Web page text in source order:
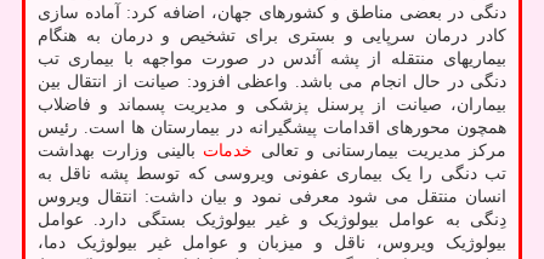
دنگی در بعضی مناطق و کشورهای جهان، اضافه کرد: آماده سازی
کادر درمان سرپایی و بستری برای تشخیص و درمان به هنگام
بیماریهای منتقله از پشه آئدس در صورت مواجهه با بیماری تب
دنگی در حال انجام می باشد. واعظی افزود: صیانت از انتقال بین
بیماران، صیانت از پرسنل پزشکی و مدیریت پسماند و فاضلاب
همچون محورهای اقدامات پیشگیرانه در بیمارستان ها است. رئیس
مرکز مدیریت بیمارستانی و تعالی خدمات بالینی وزارت بهداشت
تب دنگی را یک بیماری عفونی ویروسی که توسط پشه ناقل به
انسان منتقل می شود معرفی نمود و بیان داشت: انتقال ویروس
دِنگی به عوامل بیولوژیک و غیر بیولوژیک بستگی دارد. عوامل
بیولوژیک ویروس، ناقل و میزبان و عوامل غیر بیولوژیک دما،